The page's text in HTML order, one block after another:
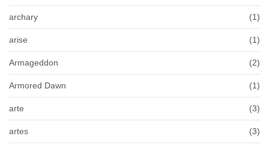
archary (1)
arise (1)
Armageddon (2)
Armored Dawn (1)
arte (3)
artes (3)